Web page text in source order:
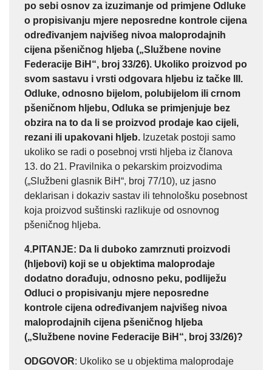
po sebi osnov za izuzimanje od primjene Odluke
o propisivanju mjere neposredne kontrole cijena
određivanjem najvišeg nivoa maloprodajnih
cijena pšeničnog hljeba („Službene novine
Federacije BiH“, broj 33/26). Ukoliko proizvod po
svom sastavu i vrsti odgovara hljebu iz tačke III.
Odluke, odnosno bijelom, polubijelom ili crnom
pšeničnom hljebu, Odluka se primjenjuje bez
obzira na to da li se proizvod prodaje kao cijeli,
rezani ili upakovani hljeb. Izuzetak postoji samo
ukoliko se radi o posebnoj vrsti hljeba iz članova
13. do 21. Pravilnika o pekarskim proizvodima
(„Službeni glasnik BiH“, broj 77/10), uz jasno
deklarisan i dokaziv sastav ili tehnološku posebnost
koja proizvod suštinski razlikuje od osnovnog
pšeničnog hljeba.
4.PITANJE: Da li duboko zamrznuti proizvodi
(hljebovi) koji se u objektima maloprodaje
dodatno dorađuju, odnosno peku, podliježu
Odluci o propisivanju mjere neposredne
kontrole cijena određivanjem najvišeg nivoa
maloprodajnih cijena pšeničnog hljeba
(„Službene novine Federacije BiH“, broj 33/26)?
ODGOVOR: Ukoliko se u objektima maloprodaje